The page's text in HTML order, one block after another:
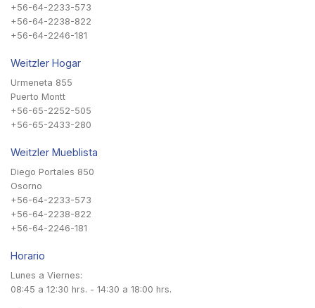
+56-64-2233-573
+56-64-2238-822
+56-64-2246-181
Weitzler Hogar
Urmeneta 855
Puerto Montt
+56-65-2252-505
+56-65-2433-280
Weitzler Mueblista
Diego Portales 850
Osorno
+56-64-2233-573
+56-64-2238-822
+56-64-2246-181
Horario
Lunes a Viernes:
08:45 a 12:30 hrs. - 14:30 a 18:00 hrs.